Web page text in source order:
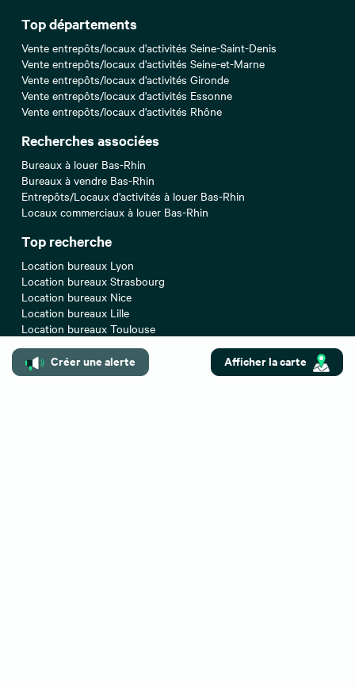
Créer une alerte Afficher la carte
Top départements
Vente entrepôts/locaux d'activités Seine-Saint-Denis
Vente entrepôts/locaux d'activités Seine-et-Marne
Vente entrepôts/locaux d'activités Gironde
Vente entrepôts/locaux d'activités Essonne
Vente entrepôts/locaux d'activités Rhône
Recherches associées
Bureaux à louer Bas-Rhin
Bureaux à vendre Bas-Rhin
Entrepôts/Locaux d'activités à louer Bas-Rhin
Locaux commerciaux à louer Bas-Rhin
Top recherche
Location bureaux Lyon
Location bureaux Strasbourg
Location bureaux Nice
Location bureaux Lille
Location bureaux Toulouse